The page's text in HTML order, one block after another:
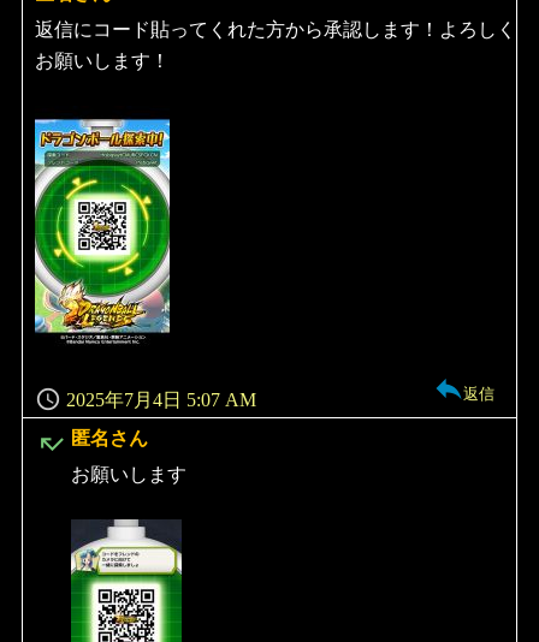
り:
2025年7月4日 5:07 AM
返信にコード貼ってくれた方から承認します！よろしく
お願いします！
返信
匿名さん
よ
お願いします